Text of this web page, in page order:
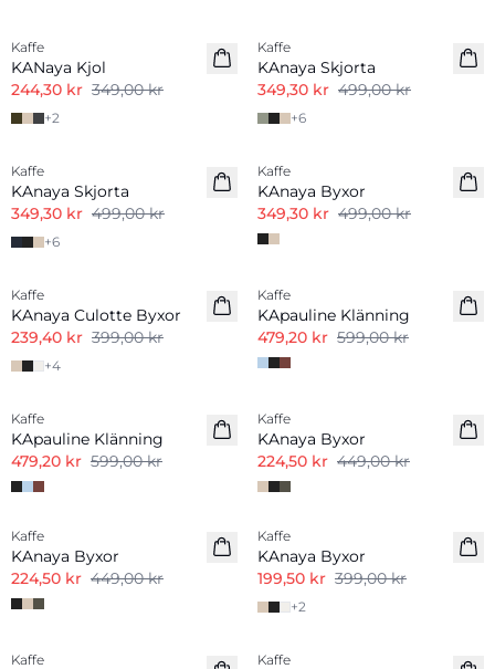
Kaffe
KANaya Kjol
244,30 kr 349,00 kr
+2
Kaffe
KAnaya Skjorta
349,30 kr 499,00 kr
+6
Kaffe
KAnaya Skjorta
349,30 kr 499,00 kr
+6
Kaffe
KAnaya Byxor
349,30 kr 499,00 kr
Kaffe
KAnaya Culotte Byxor
239,40 kr 399,00 kr
+4
Kaffe
KApauline Klänning
479,20 kr 599,00 kr
Kaffe
KApauline Klänning
479,20 kr 599,00 kr
Kaffe
KAnaya Byxor
224,50 kr 449,00 kr
-50%
Kaffe
KAnaya Byxor
224,50 kr 449,00 kr
-50%
Kaffe
KAnaya Byxor
199,50 kr 399,00 kr
+2
Kaffe Kaffe